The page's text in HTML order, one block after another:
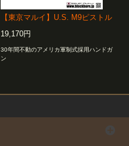
【東京マルイ】U.S. M9ピストル
19,170円
30年間不動のアメリカ軍制式採用ハンドガ
ン